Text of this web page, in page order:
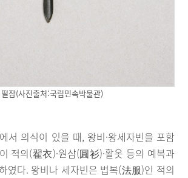
떨잠(사진출처:국립민속박물관)
서 의식이 있을 때, 왕비·왕세자빈을 포함
적의(翟衣)·원삼(圓衫)·활옷 등의 예복과
였다. 왕비나 세자빈은 법복(法服)인 적의